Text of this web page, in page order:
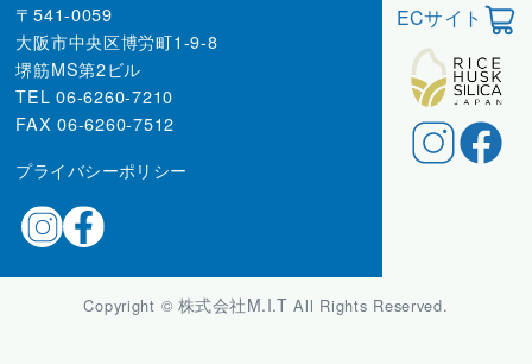
〒541-0059
大阪市中央区博労町1-9-8
堺筋MS第2ビル
TEL 06-6260-7210
FAX 06-6260-7512
プライバシーポリシー
ECサイト
Copyright ©株式会社M.I.TAll Rights Reserved.